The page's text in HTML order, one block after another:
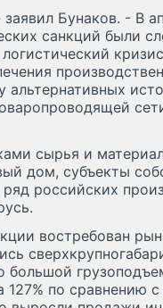
Бунаков. - В
санкций были
альтернативных
сырья и
дом, субъекты
российских
востребован
большой
127% по сравнению